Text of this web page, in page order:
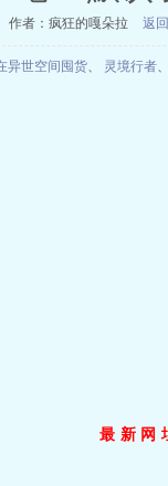
作者：疯狂的嘎朵拉 返
异世空间囤货、 灵境行者、
最新